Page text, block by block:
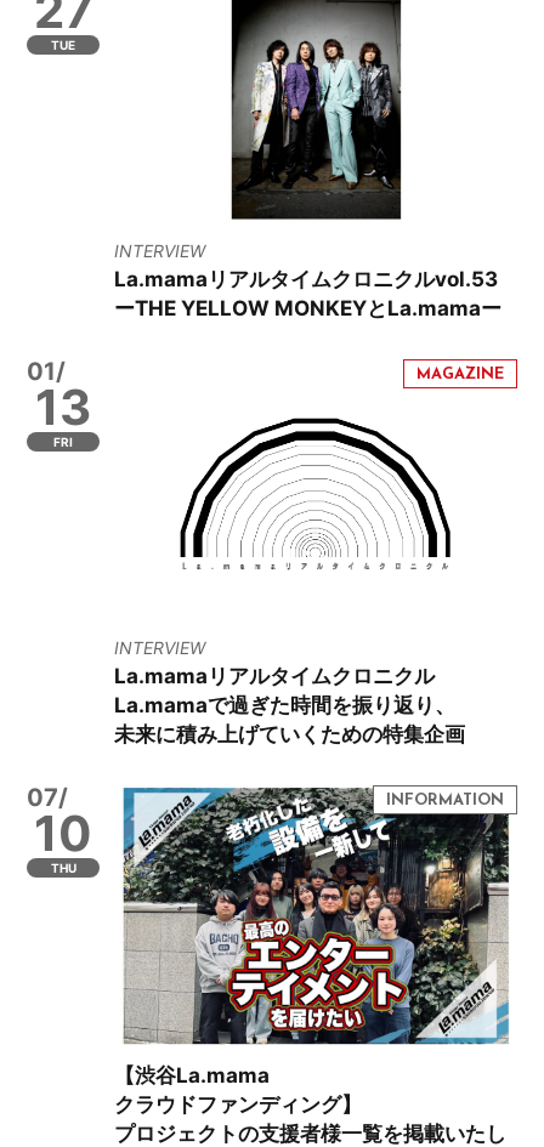
TUE
INTERVIEW
La.mamaリアルタイムクロニクルvol.53
ーTHE YELLOW MONKEYとLa.mamaー
01/
13
FRI
INTERVIEW
La.mamaリアルタイムクロニクル
La.mamaで過ぎた時間を振り返り、
未来に積み上げていくための特集企画
07/
10
THU
【渋谷La.mama
クラウドファンディング】
プロジェクトの支援者様一覧を掲載いたし